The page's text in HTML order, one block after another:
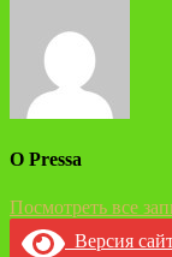
О Pressa
Посмотреть все
Версия